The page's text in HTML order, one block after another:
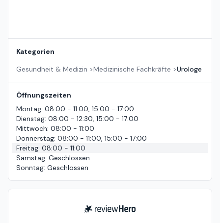
Kategorien
Gesundheit & Medizin >Medizinische Fachkräfte >Urologe
Öffnungszeiten
Montag: 08:00 - 11:00, 15:00 - 17:00
Dienstag: 08:00 - 12:30, 15:00 - 17:00
Mittwoch: 08:00 - 11:00
Donnerstag: 08:00 - 11:00, 15:00 - 17:00
Freitag: 08:00 - 11:00
Samstag: Geschlossen
Sonntag: Geschlossen
ReviewHero